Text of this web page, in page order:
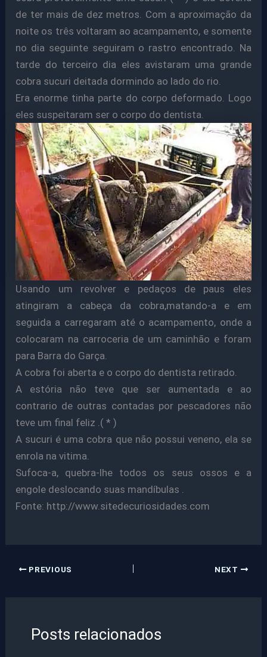
de ter mais de dez metros. Com a aproximação da
noite os três voltaram ao acampamento, e somente
no dia seguinte seguiram o rastro encontrado. Na
tarde do terceiro dia eles avistaram uma grande
cobra sucuri deitada dormindo ao lado do rio.
Era enorme tinha parte do corpo deformado. Logo
eles suspeitaram ser o corpo do dentista.
Usando um revolver e pedaços de paus eles
atingiram a cabeça da cobra,matando-a e em
seguida a carregaram até o acampamento, onde a
colocaram na carroceria de um caminhão e foram
para Barra do Garça.
A cobra foi aberta e o corpo do dentista retirado.
A estória não teve que ser aumentada e ao
contrario de outras contadas por pescadores não
teve um final feliz .( * )
A sucuri é uma cobra que não possui veneno, ela se
enrola na vitima.
Sufoca-a, quebra-lhe todos os seus ossos e a
engole deslocando suas mandíbulas .
Fonte: http://www.sitedecuriosidades.com
PREVIOUS NEXT
Posts relacionados